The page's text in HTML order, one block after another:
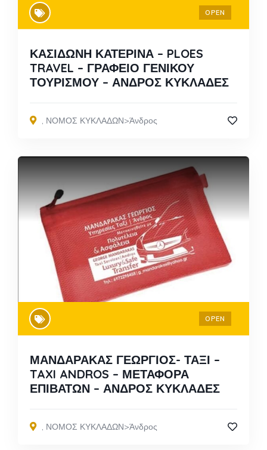
OPEN
ΚΑΣΙΔΩΝΗ ΚΑΤΕΡΙΝΑ – PLOES
TRAVEL – ΓΡΑΦΕΙΟ ΓΕΝΙΚΟΥ
ΤΟΥΡΙΣΜΟΥ – ΑΝΔΡΟΣ ΚΥΚΛΑΔΕΣ
, ΝΟΜΟΣ ΚΥΚΛΑΔΩΝ>Άνδρος
OPEN
ΜΑΝΔΑΡΑΚΑΣ ΓΕΩΡΓΙΟΣ- ΤΑΞΙ –
TAXI ANDROS – ΜΕΤΑΦΟΡΑ
ΕΠΙΒΑΤΩΝ – ΑΝΔΡΟΣ ΚΥΚΛΑΔΕΣ
, ΝΟΜΟΣ ΚΥΚΛΑΔΩΝ>Άνδρος